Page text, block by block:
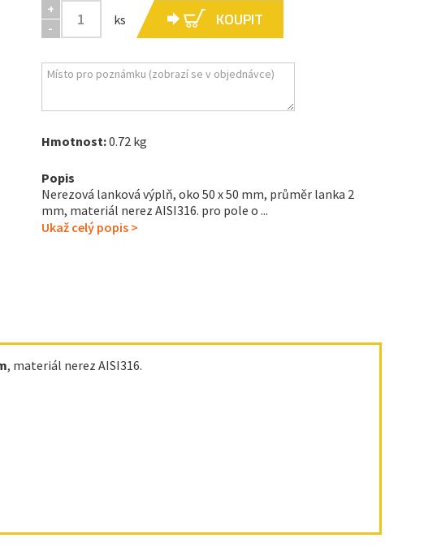
+
-
ks KOUPIT
Hmotnost:0.72 kg
Popis
Nerezová lanková výplň, oko 50 x 50 mm, průměr lanka 2
mm, materiál nerez AISI316. pro pole o ...
Ukaž celý popis >
, materiál nerez AISI316.